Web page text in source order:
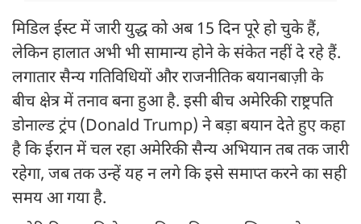
मिडिल ईस्ट में जारी युद्ध को अब 15 दिन पूरे हो चुके हैं,
लेकिन हालात अभी भी सामान्य होने के संकेत नहीं दे रहे हैं.
लगातार सैन्य गतिविधियों और राजनीतिक बयानबाज़ी के
बीच क्षेत्र में तनाव बना हुआ है. इसी बीच अमेरिकी राष्ट्रपति
डोनाल्ड ट्रंप (Donald Trump) ने बड़ा बयान देते हुए कहा
है कि ईरान में चल रहा अमेरिकी सैन्य अभियान तब तक जारी
रहेगा, जब तक उन्हें यह न लगे कि इसे समाप्त करने का सही
समय आ गया है.